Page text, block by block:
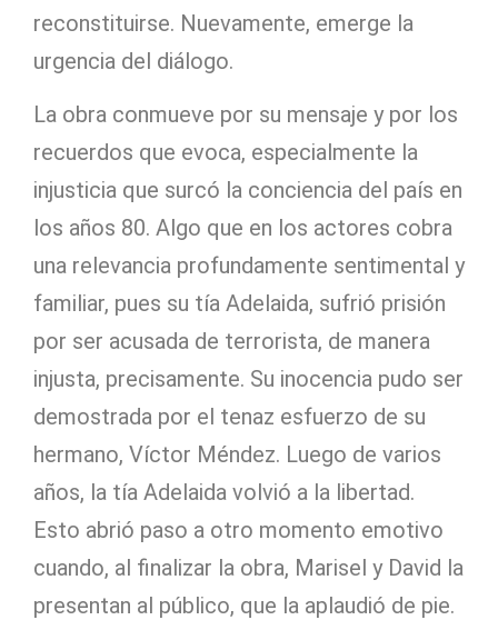
reconstituirse. Nuevamente, emerge la
urgencia del diálogo.
La obra conmueve por su mensaje y por los
recuerdos que evoca, especialmente la
injusticia que surcó la conciencia del país en
los años 80. Algo que en los actores cobra
una relevancia profundamente sentimental y
familiar, pues su tía Adelaida, sufrió prisión
por ser acusada de terrorista, de manera
injusta, precisamente. Su inocencia pudo ser
demostrada por el tenaz esfuerzo de su
hermano, Víctor Méndez. Luego de varios
años, la tía Adelaida volvió a la libertad.
Esto abrió paso a otro momento emotivo
cuando, al finalizar la obra, Marisel y David la
presentan al público, que la aplaudió de pie.